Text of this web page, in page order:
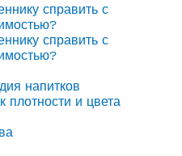
справить с
справить с
напитков
плотности и цвета